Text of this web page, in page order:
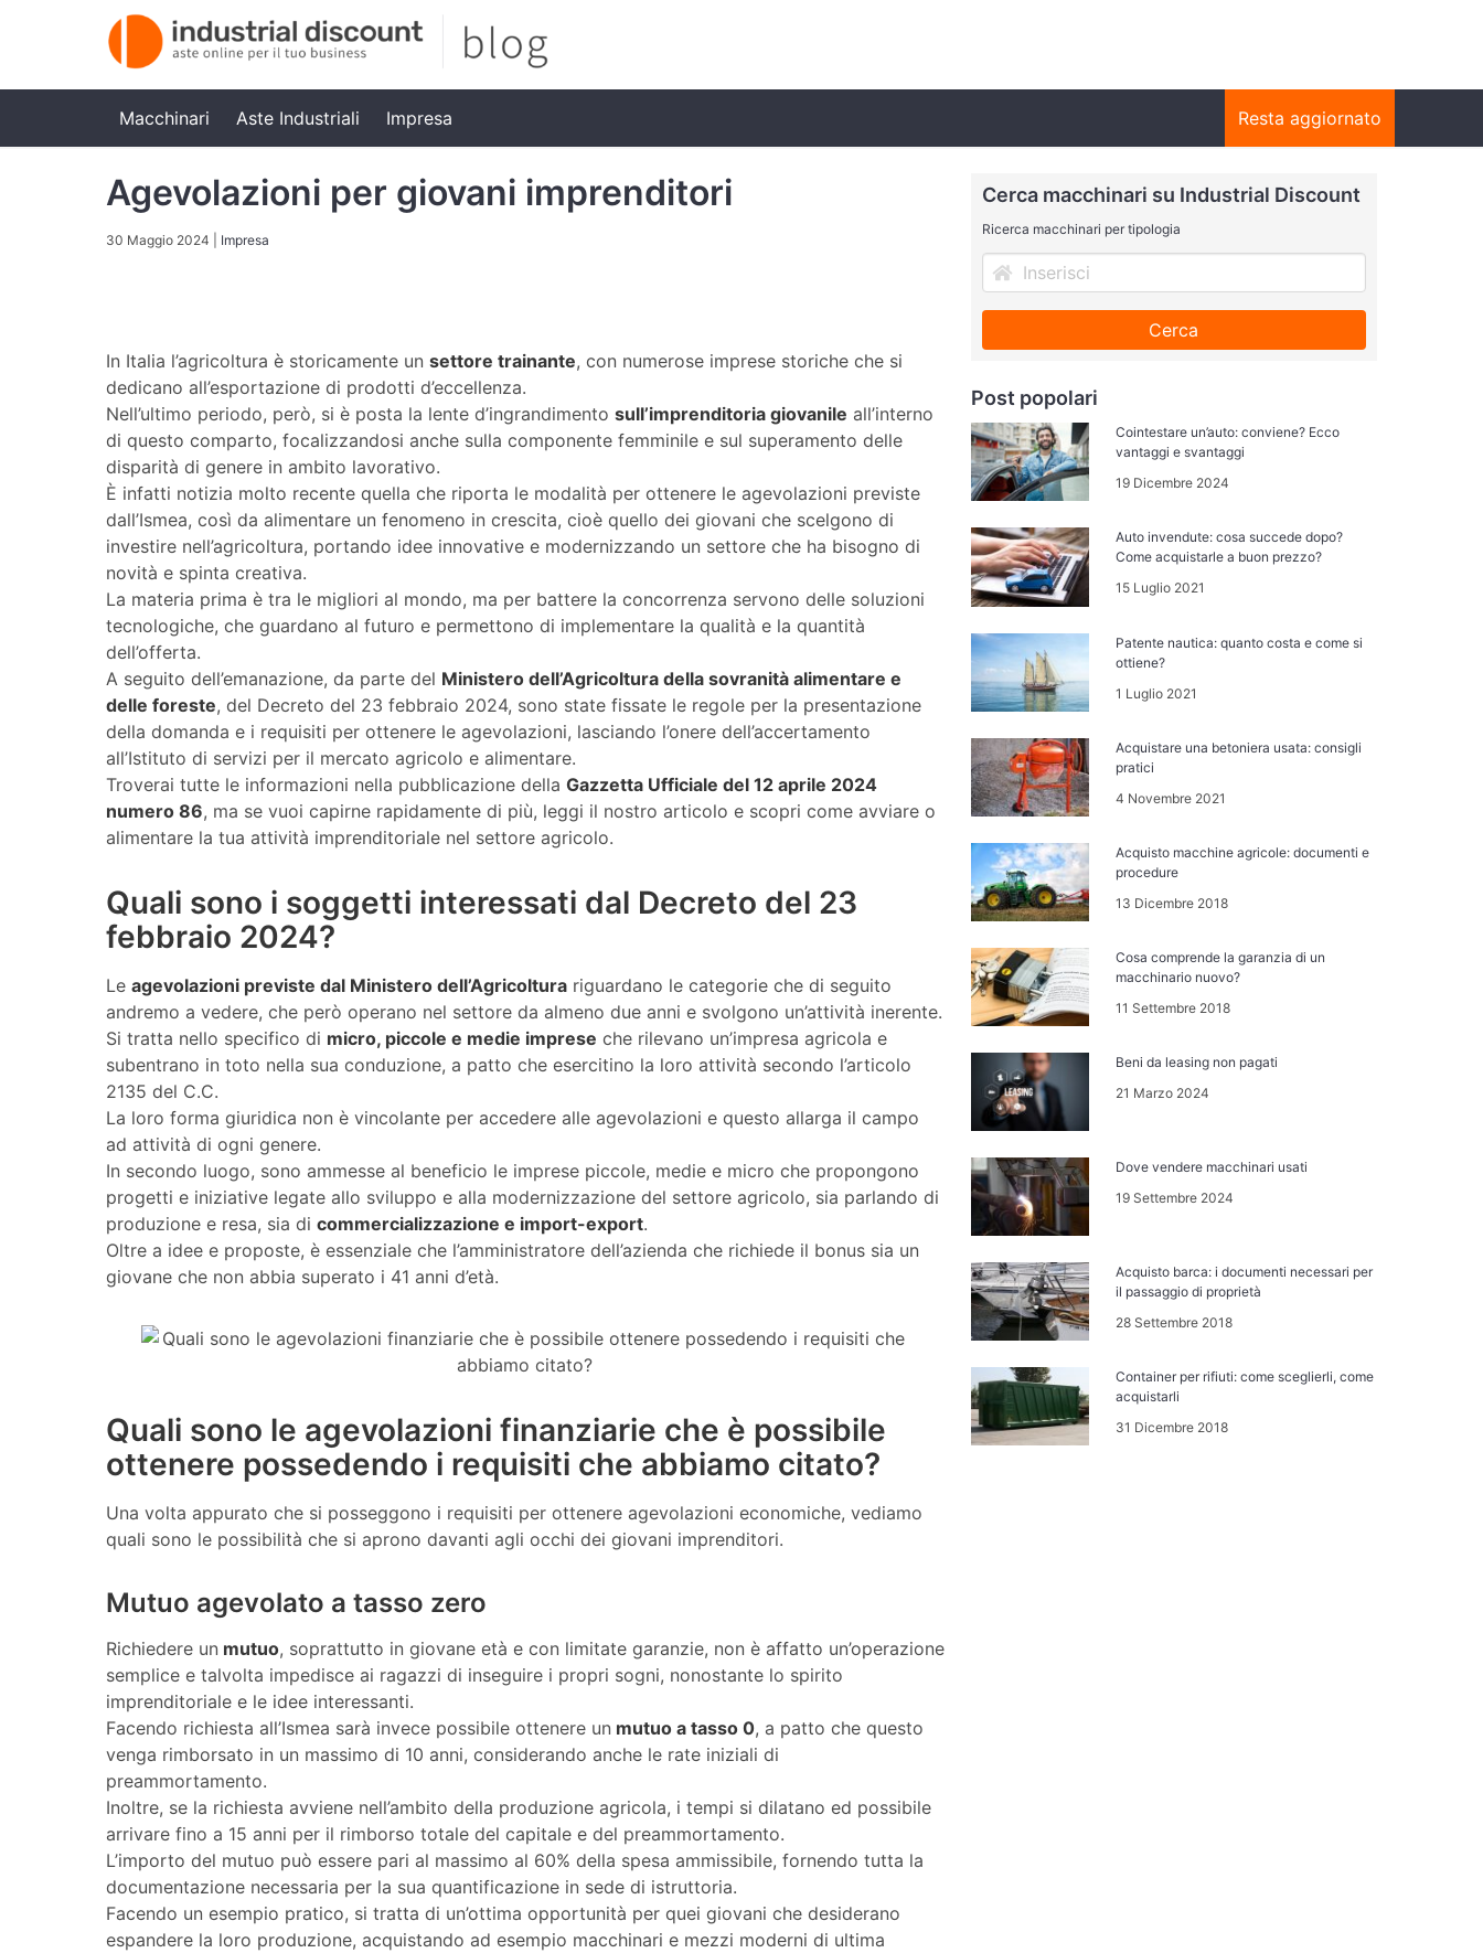
Macchinari Aste Industriali Impresa Resta aggiornato
Agevolazioni per giovani imprenditori
30 Maggio 2024 Impresa
In Italia l’agricoltura è storicamente un settore trainante, con numerose imprese storiche che si
dedicano all’esportazione di prodotti d’eccellenza.
Nell’ultimo periodo, però, si è posta la lente d’ingrandimento sull’imprenditoria giovanile all’interno
di questo comparto, focalizzandosi anche sulla componente femminile e sul superamento delle
disparità di genere in ambito lavorativo.
È infatti notizia molto recente quella che riporta le modalità per ottenere le agevolazioni previste
dall’Ismea, così da alimentare un fenomeno in crescita, cioè quello dei giovani che scelgono di
investire nell’agricoltura, portando idee innovative e modernizzando un settore che ha bisogno di
novità e spinta creativa.
La materia prima è tra le migliori al mondo, ma per battere la concorrenza servono delle soluzioni
tecnologiche, che guardano al futuro e permettono di implementare la qualità e la quantità
dell’offerta.
A seguito dell’emanazione, da parte del Ministero dell’Agricoltura della sovranità alimentare e
delle foreste, del Decreto del 23 febbraio 2024, sono state fissate le regole per la presentazione
della domanda e i requisiti per ottenere le agevolazioni, lasciando l’onere dell’accertamento
all’Istituto di servizi per il mercato agricolo e alimentare.
Troverai tutte le informazioni nella pubblicazione della Gazzetta Ufficiale del 12 aprile 2024
numero 86, ma se vuoi capirne rapidamente di più, leggi il nostro articolo e scopri come avviare o
alimentare la tua attività imprenditoriale nel settore agricolo.
Quali sono i soggetti interessati dal Decreto del 23
febbraio 2024?
Le agevolazioni previste dal Ministero dell’Agricoltura riguardano le categorie che di seguito
andremo a vedere, che però operano nel settore da almeno due anni e svolgono un’attività inerente.
Si tratta nello specifico di micro, piccole e medie imprese che rilevano un’impresa agricola e
subentrano in toto nella sua conduzione, a patto che esercitino la loro attività secondo l’articolo
2135 del C.C.
La loro forma giuridica non è vincolante per accedere alle agevolazioni e questo allarga il campo
ad attività di ogni genere.
In secondo luogo, sono ammesse al beneficio le imprese piccole, medie e micro che propongono
progetti e iniziative legate allo sviluppo e alla modernizzazione del settore agricolo, sia parlando di
produzione e resa, sia di commercializzazione e import-export.
Oltre a idee e proposte, è essenziale che l’amministratore dell’azienda che richiede il bonus sia un
giovane che non abbia superato i 41 anni d’età.
Quali sono le agevolazioni finanziarie che è possibile
ottenere possedendo i requisiti che abbiamo citato?
Una volta appurato che si posseggono i requisiti per ottenere agevolazioni economiche, vediamo
quali sono le possibilità che si aprono davanti agli occhi dei giovani imprenditori.
Mutuo agevolato a tasso zero
Richiedere un mutuo, soprattutto in giovane età e con limitate garanzie, non è affatto un’operazione
semplice e talvolta impedisce ai ragazzi di inseguire i propri sogni, nonostante lo spirito
imprenditoriale e le idee interessanti.
Facendo richiesta all’Ismea sarà invece possibile ottenere un mutuo a tasso 0, a patto che questo
venga rimborsato in un massimo di 10 anni, considerando anche le rate iniziali di
preammortamento.
Inoltre, se la richiesta avviene nell’ambito della produzione agricola, i tempi si dilatano ed possibile
arrivare fino a 15 anni per il rimborso totale del capitale e del preammortamento.
L’importo del mutuo può essere pari al massimo al 60% della spesa ammissibile, fornendo tutta la
documentazione necessaria per la sua quantificazione in sede di istruttoria.
Facendo un esempio pratico, si tratta di un’ottima opportunità per quei giovani che desiderano
espandere la loro produzione, acquistando ad esempio macchinari e mezzi moderni di ultima
Cerca macchinari su Industrial Discount
Ricerca macchinari per tipologia
Cerca
Post popolari
Cointestare un’auto: conviene? Ecco
vantaggi e svantaggi
19 Dicembre 2024
Auto invendute: cosa succede dopo?
Come acquistarle a buon prezzo?
15 Luglio 2021
Patente nautica: quanto costa e come si
ottiene?
1 Luglio 2021
Acquistare una betoniera usata: consigli
pratici
4 Novembre 2021
Acquisto macchine agricole: documenti e
procedure
13 Dicembre 2018
Cosa comprende la garanzia di un
macchinario nuovo?
11 Settembre 2018
Beni da leasing non pagati
21 Marzo 2024
Dove vendere macchinari usati
19 Settembre 2024
Acquisto barca: i documenti necessari per
il passaggio di proprietà
28 Settembre 2018
Container per rifiuti: come sceglierli, come
acquistarli
31 Dicembre 2018